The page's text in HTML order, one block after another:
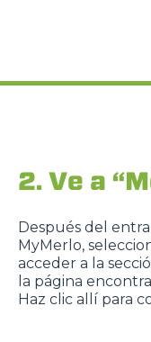
2. Ve a
Después del
MyMerlo,
acceder a la
la página
Haz clic allí para